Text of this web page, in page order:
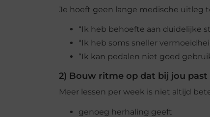
Je hoeft geen lange medische uitleg
“Ik heb behoefte aan duidelijke
“Ik heb soms sneller
“Ik kan pedalen niet goed
2) Bouw ritme op dat bij jou past
Meer lessen per week is niet altijd
genoeg herhaling geeft